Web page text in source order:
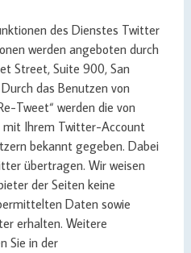
des Dienstes Twitter
werden angeboten durch
Street, Suite 900, San
das Benutzen von
Tweet“ werden die von
mit Ihrem Twitter-Account
bekannt gegeben. Dabei
übertragen. Wir weisen
der Seiten keine
Daten sowie
erhalten. Weitere
Sie in der